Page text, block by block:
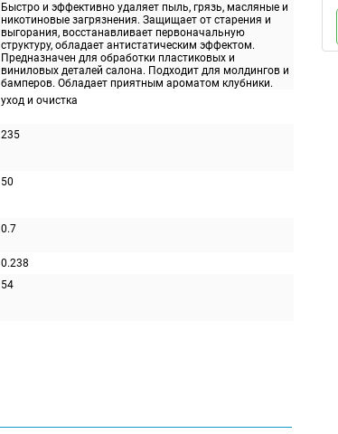
Быстро и эффективно удаляет пыль, грязь, масляные и
никотиновые загрязнения. Защищает от старения и
выгорания, восстанавливает первоначальную
структуру, обладает антистатическим эффектом.
Предназначен для обработки пластиковых и
виниловых деталей салона. Подходит для молдингов и
бамперов. Обладает приятным ароматом клубники.
уход и очистка
235
50
0.7
0.238
54